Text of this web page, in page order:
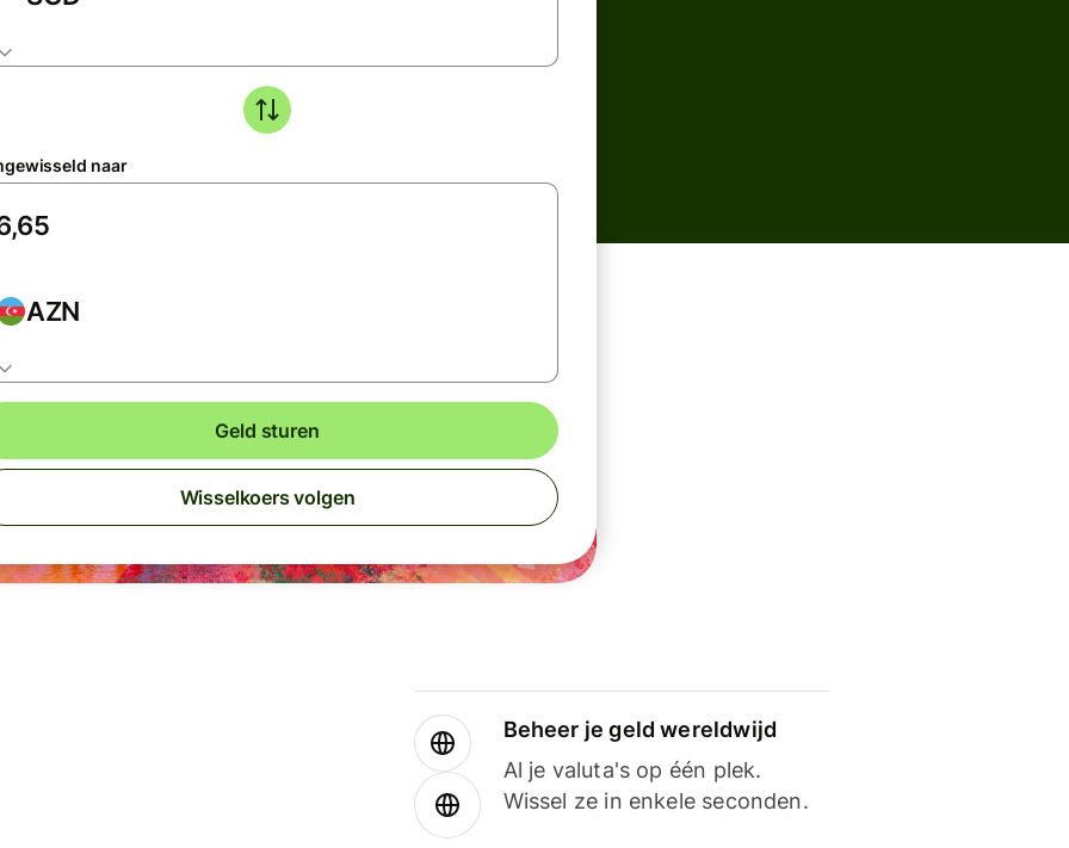
naar
AZN
Geld sturen
Wisselkoers volgen
Beheer je geld wereldwijd
Al je valuta's op één plek.
Wissel ze in enkele seconden.